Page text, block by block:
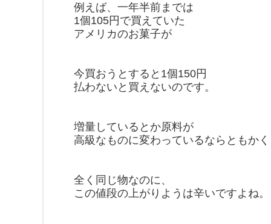
例えば、一年半前までは
1個105円で買えていた
アメリカのお菓子が
今買おうとすると1個150円
払わないと買えないのです。
増量しているとか原料が
高級なものに変わっているならともかく
全く同じ物なのに、
この値段の上がりようは辛いですよね。